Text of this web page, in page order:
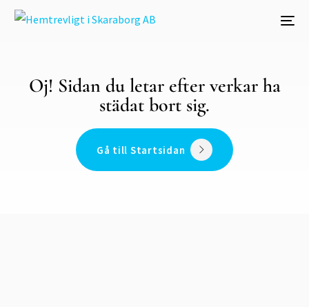
Oj! Sidan du letar efter verkar ha
städat bort sig.
Gå till Startsidan